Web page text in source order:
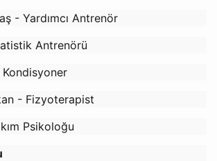
- Yardımcı Antrenör
Antrenörü
- Fizyoterapist
Psikoloğu